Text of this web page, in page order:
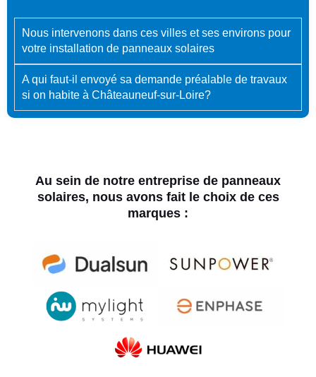
Nous intervenons dans ces villes et ses environs pour
votre installation de panneaux solaires
A qui faut-il envoyé sa demande préalable de travaux
si on habite à Châteauneuf-sur-Loire?
Au sein de notre entreprise de panneaux
solaires, nous avons fait le choix de ces
marques :